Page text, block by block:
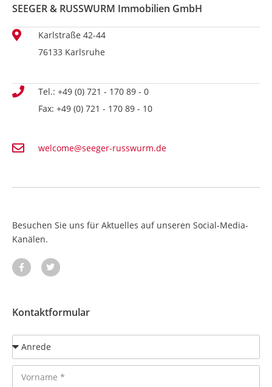
SEEGER & RUSSWURM Immobilien GmbH
Karlstraße 42-44
76133 Karlsruhe
Tel.: +49 (0) 721 - 170 89 - 0
Fax: +49 (0) 721 - 170 89 - 10
welcome@seeger-russwurm.de
Besuchen Sie uns für Aktuelles auf unseren Social-Media-
Kanälen.
Kontaktformular